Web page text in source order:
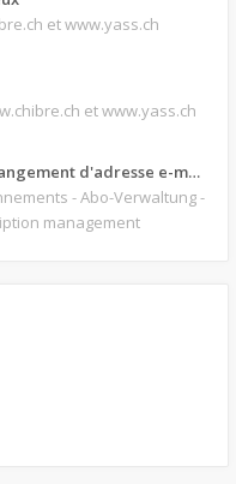
et www.yass.ch
et www.yass.ch
d'adresse e-mail.
- Abo-Verwaltung -
management